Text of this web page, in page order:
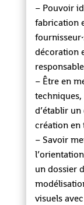
– Pouvoir
fabrication
décoration
– Être en
d’établir
création en
– Savoir
un dossier
visuels